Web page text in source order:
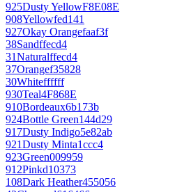
925Dusty YellowF8E08E
908Yellowfed141
927Okay Orangefaaf3f
38Sandffecd4
31Naturalffecd4
37Orangef35828
30Whiteffffff
930Teal4F868E
910Bordeaux6b173b
924Bottle Green144d29
917Dusty Indigo5e82ab
921Dusty Minta1ccc4
923Green009959
912Pinkd10373
108Dark Heather455056